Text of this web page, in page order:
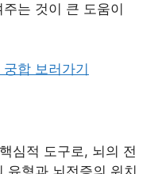
는 것이 큰 도움이
합 보러가기
심적 도구로, 뇌의 전
유형과 뇌전증의 위치